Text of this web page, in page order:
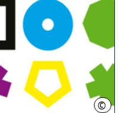
© LHH